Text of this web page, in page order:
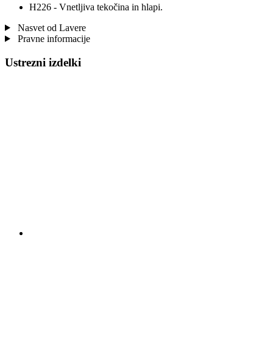
H226 - Vnetljiva tekočina in hlapi.
Nasvet od Lavere
Pravne informacije
Ustrezni izdelki